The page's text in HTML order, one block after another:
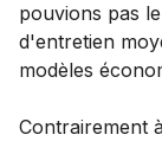
pouvions pas
d'entretien
modèles
Contrairement